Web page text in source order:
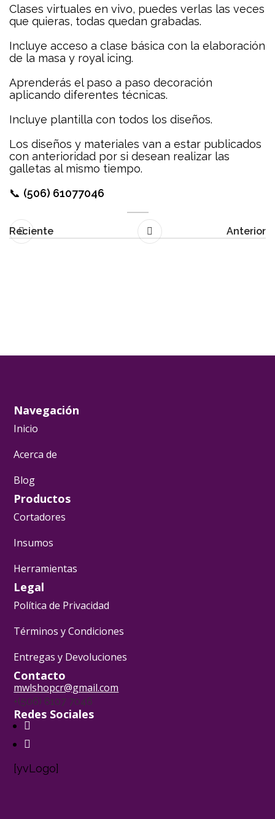
Clases virtuales en vivo, puedes verlas las veces
que quieras, todas quedan grabadas.
Incluye acceso a clase básica con la elaboración
de la masa y royal icing.
Aprenderás el paso a paso decoración
aplicando diferentes técnicas.
Incluye plantilla con todos los diseños.
Los diseños y materiales van a estar publicados
con anterioridad por si desean realizar las
galletas al mismo tiempo.
📞 (506) 61077046
Reciente Anterior
Navegación
Inicio
Acerca de
Blog
Productos
Cortadores
Insumos
Herramientas
Legal
Política de Privacidad
Términos y Condiciones
Entregas y Devoluciones
Contacto
mwlshopcr@gmail.com
+(506) 6107 7046
Redes Sociales
[yvLogo]